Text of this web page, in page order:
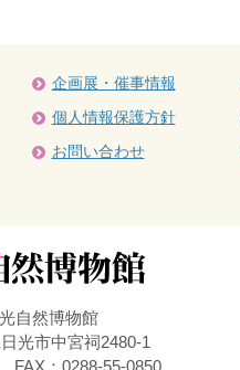
企画展・催事情報
個人情報保護方針
お問い合わせ
自然博物館
光市中宮祠2480-1
FAX：0288-55-0850